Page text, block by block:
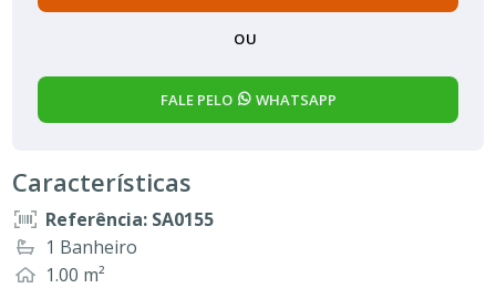
OU
FALE PELO WHATSAPP
Características
Referência: SA0155
1 Banheiro
1.00 m²